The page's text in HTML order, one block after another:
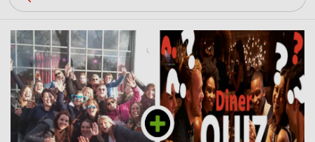
204
20 31